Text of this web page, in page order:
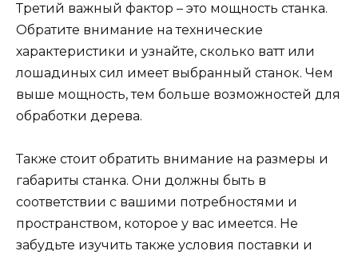
Третий важный фактор – это мощность станка.
Обратите внимание на технические
характеристики и узнайте, сколько ватт или
лошадиных сил имеет выбранный станок. Чем
выше мощность, тем больше возможностей для
обработки дерева.
Также стоит обратить внимание на размеры и
габариты станка. Они должны быть в
соответствии с вашими потребностями и
пространством, которое у вас имеется. Не
забудьте изучить также условия поставки и